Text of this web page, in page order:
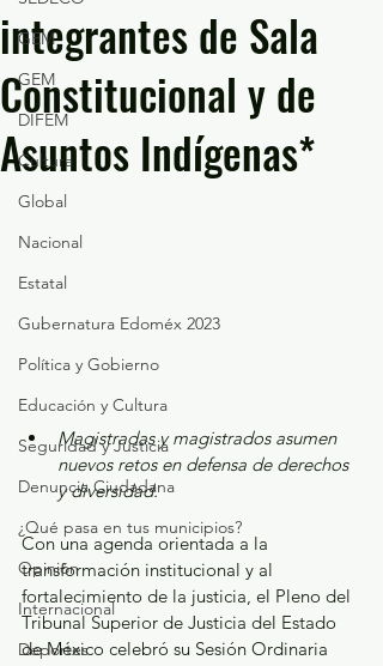
GEM
GEM
DIFEM
Cultura
Global
Nacional
Estatal
Gubernatura Edoméx 2023
Política y Gobierno
Educación y Cultura
Seguridad y Justicia
Denuncia Ciudadana
¿Qué pasa en tus municipios?
Opinión
Internacional
Deportes
integrantes de Sala
Constitucional y de
Asuntos Indígenas*
Magistradas y magistrados asumen
nuevos retos en defensa de derechos
y diversidad.
Con una agenda orientada a la
transformación institucional y al
fortalecimiento de la justicia, el Pleno del
Tribunal Superior de Justicia del Estado
de México celebró su Sesión Ordinaria